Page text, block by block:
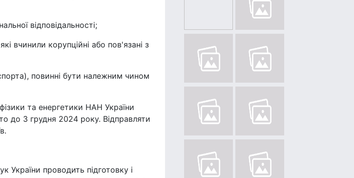
відповідальності;
вчинили корупційні або пов'язані з
повинні бути належним чином
та енергетики НАН України
до 3 грудня 2024 року. Відправляти
України проводить підготовку і